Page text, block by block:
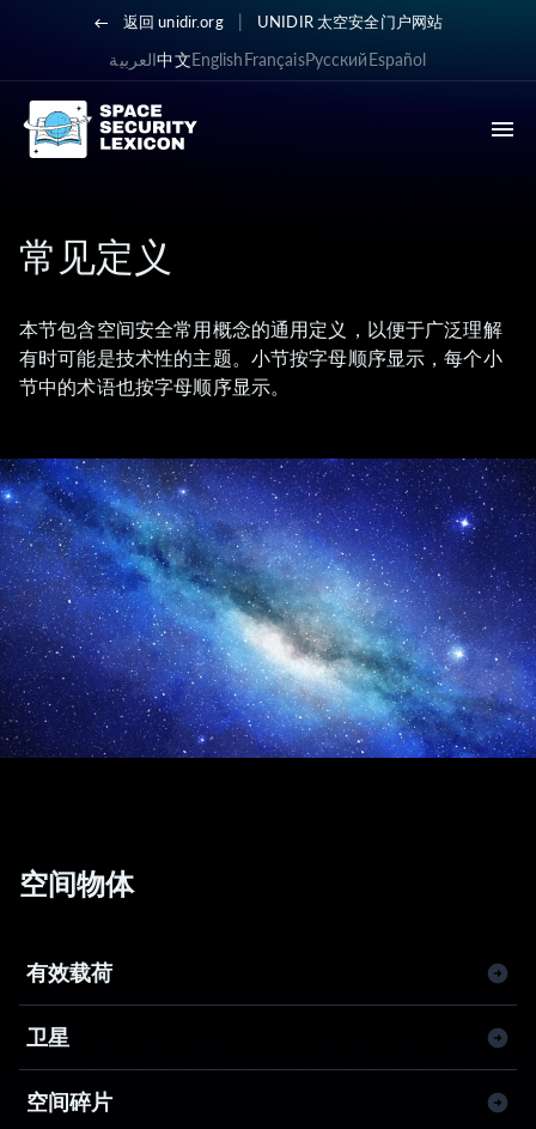
返回 unidir.org | UNIDIR 太空安全门户网站
العربية中文EnglishFrançaisРусскийEspañol
常见定义
本节包含空间安全常用概念的通用定义，以便于广泛理解
有时可能是技术性的主题。小节按字母顺序显示，每个小
节中的术语也按字母顺序显示。
空间物体
有效载荷
卫星
空间碎片